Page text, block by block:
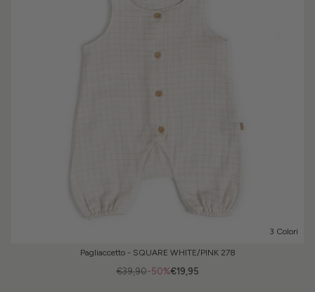
3 Colori
Pagliaccetto - SQUARE WHITE/PINK 278
-50%
€39,90 €19,95